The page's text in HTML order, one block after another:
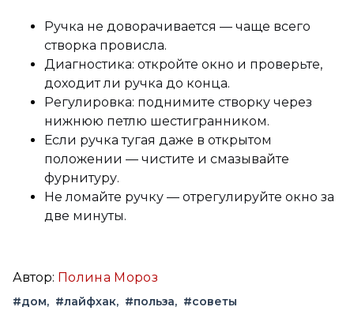
Ручка не доворачивается — чаще всего
створка провисла.
Диагностика: откройте окно и проверьте,
доходит ли ручка до конца.
Регулировка: поднимите створку через
нижнюю петлю шестигранником.
Если ручка тугая даже в открытом
положении — чистите и смазывайте
фурнитуру.
Не ломайте ручку — отрегулируйте окно за
две минуты.
Автор: Полина Мороз
#дом #лайфхак #польза #советы